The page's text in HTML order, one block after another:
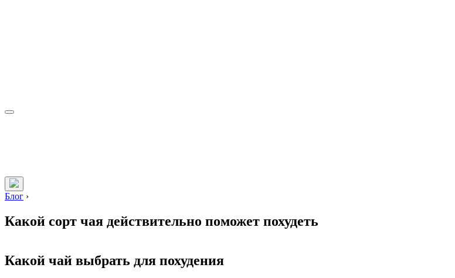
Блог ›
Какой сорт чая действительно поможет похудеть
Какой чай выбрать для похудения